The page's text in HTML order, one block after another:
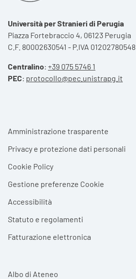
Università per Stranieri di Perugia
Piazza Fortebraccio 4, 06123 Perugia
C.F. 80002630541 - P.IVA 01202780548
Centralino: +39 075 5746 1
PEC: protocollo@pec.unistrapg.it
Footer menu
Amministrazione trasparente
Privacy e protezione dati personali
Cookie Policy
Gestione preferenze Cookie
Accessibilità
Statuto e regolamenti
Fatturazione elettronica
Albo di Ateneo